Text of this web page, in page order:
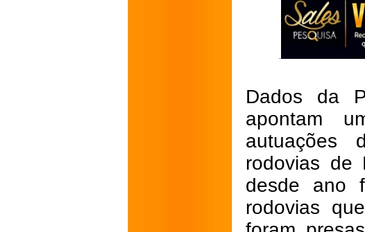
Dados da
apontam
autuações
rodovias de
desde ano
rodovias